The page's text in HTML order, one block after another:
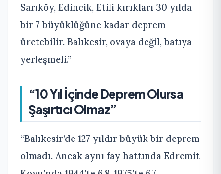
Sarıköy, Edincik, Etili kırıkları 30 yılda
bir 7 büyüklüğüne kadar deprem
üretebilir. Balıkesir, ovaya değil, batıya
yerleşmeli.”
“10 Yıl İçinde Deprem Olursa
Şaşırtıcı Olmaz”
“Balıkesir’de 127 yıldır büyük bir deprem
olmadı. Ancak aynı fay hattında Edremit